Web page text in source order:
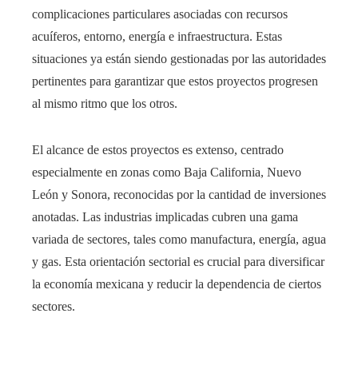
complicaciones particulares asociadas con recursos
acuíferos, entorno, energía e infraestructura. Estas
situaciones ya están siendo gestionadas por las autoridades
pertinentes para garantizar que estos proyectos progresen
al mismo ritmo que los otros.
El alcance de estos proyectos es extenso, centrado
especialmente en zonas como Baja California, Nuevo
León y Sonora, reconocidas por la cantidad de inversiones
anotadas. Las industrias implicadas cubren una gama
variada de sectores, tales como manufactura, energía, agua
y gas. Esta orientación sectorial es crucial para diversificar
la economía mexicana y reducir la dependencia de ciertos
sectores.